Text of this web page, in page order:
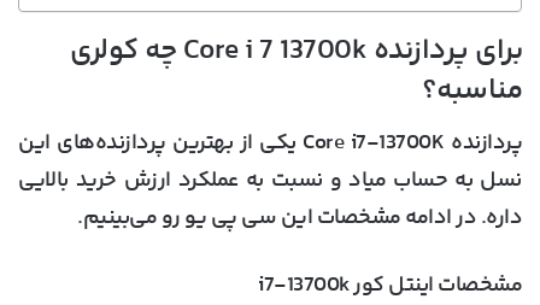
برای پردازنده Core i 7 13700k چه کولری
مناسبه؟
پردازنده Core i7-13700K یکی از بهترین پردازنده‌های این
نسل به حساب میاد و نسبت به عملکرد ارزش خرید بالایی
داره. در ادامه مشخصات این سی پی یو رو می‌بینیم.
مشخصات اینتل کور i7-13700k